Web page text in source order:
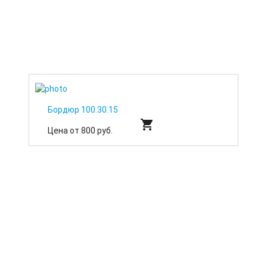
Бордюр 100.30.15
Цена от 800 руб.
shopping_cart